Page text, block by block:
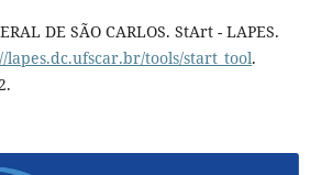
DE SÃO CARLOS. StArt - LAPES.
lapes.dc.ufscar.br/tools/start_tool.